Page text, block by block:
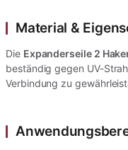
Material &
Die Expanderseile 2
beständig gegen UV-
Verbindung zu